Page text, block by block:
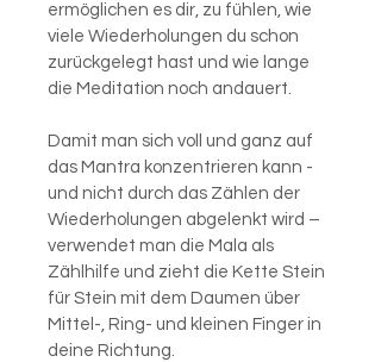
ermöglichen es dir, zu fühlen, wie
viele Wiederholungen du schon
zurückgelegt hast und wie lange
die Meditation noch andauert.
Damit man sich voll und ganz auf
das Mantra konzentrieren kann -
und nicht durch das Zählen der
Wiederholungen abgelenkt wird –
verwendet man die Mala als
Zählhilfe und zieht die Kette Stein
für Stein mit dem Daumen über
Mittel-, Ring- und kleinen Finger in
deine Richtung.